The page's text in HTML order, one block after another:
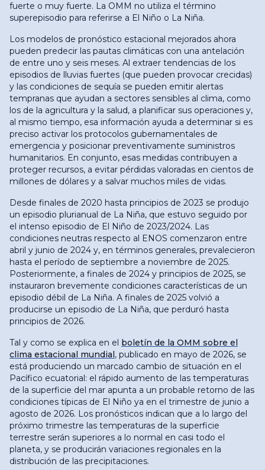
fuerte o muy fuerte. La OMM no utiliza el término
superepisodio para referirse a El Niño o La Niña.
Los modelos de pronóstico estacional mejorados ahora
pueden predecir las pautas climáticas con una antelación
de entre uno y seis meses. Al extraer tendencias de los
episodios de lluvias fuertes (que pueden provocar crecidas)
y las condiciones de sequía se pueden emitir alertas
tempranas que ayudan a sectores sensibles al clima, como
los de la agricultura y la salud, a planificar sus operaciones y,
al mismo tiempo, esa información ayuda a determinar si es
preciso activar los protocolos gubernamentales de
emergencia y posicionar preventivamente suministros
humanitarios. En conjunto, esas medidas contribuyen a
proteger recursos, a evitar pérdidas valoradas en cientos de
millones de dólares y a salvar muchos miles de vidas.
Desde finales de 2020 hasta principios de 2023 se produjo
un episodio plurianual de La Niña, que estuvo seguido por
el intenso episodio de El Niño de 2023/2024. Las
condiciones neutras respecto al ENOS comenzaron entre
abril y junio de 2024 y, en términos generales, prevalecieron
hasta el período de septiembre a noviembre de 2025.
Posteriormente, a finales de 2024 y principios de 2025, se
instauraron brevemente condiciones características de un
episodio débil de La Niña. A finales de 2025 volvió a
producirse un episodio de La Niña, que perduró hasta
principios de 2026.
Tal y como se explica en el boletín de la OMM sobre el
clima estacional mundial, publicado en mayo de 2026, se
está produciendo un marcado cambio de situación en el
Pacífico ecuatorial: el rápido aumento de las temperaturas
de la superficie del mar apunta a un probable retorno de las
condiciones típicas de El Niño ya en el trimestre de junio a
agosto de 2026. Los pronósticos indican que a lo largo del
próximo trimestre las temperaturas de la superficie
terrestre serán superiores a lo normal en casi todo el
planeta, y se producirán variaciones regionales en la
distribución de las precipitaciones.